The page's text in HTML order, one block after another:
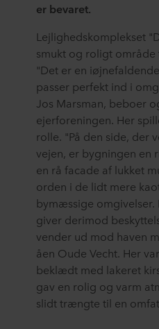
er bevaret.
Lejlighedskomplekset
smukt og roligt
"Det er en
passer perfekt ind i
Jos Marsman, beboer
ejerforeningen. Her
rolle. "På den side, der
vejen, er bygningen en
en rå facade af lukket
orden i de lidt mere
bymæssige omgivelser.
giver derimod
vender ud mod haven
åen Oude Vecht. Her
beklædt med lakeret
gav en rolig og varm
slidt trængte til en